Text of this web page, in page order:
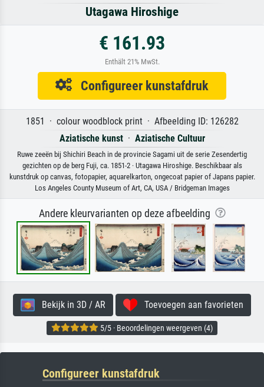
Utagawa Hiroshige
€ 161.93
Enthält 21% MwSt.
Configureer kunstafdruk
1851 · colour woodblock print · Afbeelding ID: 126282
Aziatische kunst· Aziatische Cultuur
Ruwe zeeën bij Shichiri Beach in de provincie Sagami uit de serie Zesendertig
gezichten op de berg Fuji, ca. 1851-2 · Utagawa Hiroshige. Beschikbaar als
kunstdruk op canvas, fotopapier, aquarelkarton, ongecoat papier of Japans papier.
Los Angeles County Museum of Art, CA, USA / Bridgeman Images
Andere kleurvarianten op deze afbeelding
Bekijk in 3D / AR Toevoegen aan favorieten
5/5 · Beoordelingen weergeven (4)
Configureer kunstafdruk